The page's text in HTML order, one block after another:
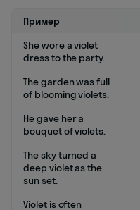
Пример
She wore a violet
dress to the party.
The garden was full
of blooming violets.
He gave her a
bouquet of violets.
The sky turned a
deep violet as the
sun set.
Violet is often